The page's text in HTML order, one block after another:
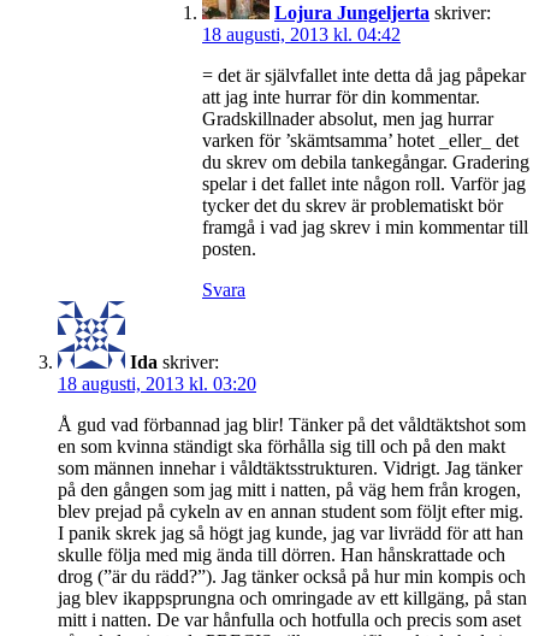
Lojura Jungeljerta skriver:
18 augusti, 2013 kl. 04:42
= det är självfallet inte detta då jag påpekar
att jag inte hurrar för din kommentar.
Gradskillnader absolut, men jag hurrar
varken för ’skämtsamma’ hotet _eller_ det
du skrev om debila tankegångar. Gradering
spelar i det fallet inte någon roll. Varför jag
tycker det du skrev är problematiskt bör
framgå i vad jag skrev i min kommentar till
posten.
Svara
Ida skriver:
18 augusti, 2013 kl. 03:20
Å gud vad förbannad jag blir! Tänker på det våldtäktshot som
en som kvinna ständigt ska förhålla sig till och på den makt
som männen innehar i våldtäktsstrukturen. Vidrigt. Jag tänker
på den gången som jag mitt i natten, på väg hem från krogen,
blev prejad på cykeln av en annan student som följt efter mig.
I panik skrek jag så högt jag kunde, jag var livrädd för att han
skulle följa med mig ända till dörren. Han hånskrattade och
drog (”är du rädd?”). Jag tänker också på hur min kompis och
jag blev ikappsprungna och omringade av ett killgäng, på stan
mitt i natten. De var hånfulla och hotfulla och precis som aset